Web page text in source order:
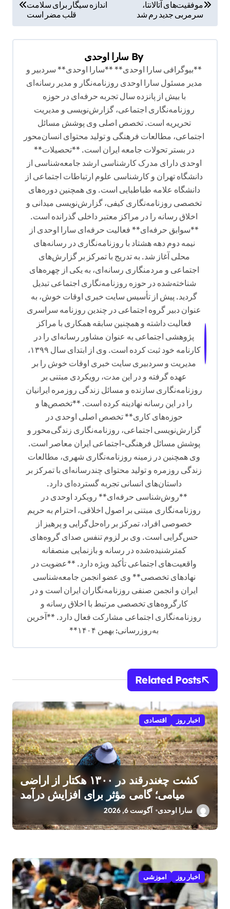
ه
ب
موفقیت‌های آتالانتا،
سرمربی جدید رم شد
اندازه سیگار برای سلامت
قلب مضر است
By سارا اوحدی
**بیوگرافی سارا اوحدی** **سارا اوحدی** سردبیر و
مدیر مسئول سارا اوحدی روزنامه‌نگار و مدیر رسانه‌ای
با بیش از پانزده سال تجربه حرفه‌ای در حوزه
روزنامه‌نگاری اجتماعی، گزارش‌نویسی و مدیریت
تحریریه است. تخصص اصلی وی پوشش مسائل
اجتماعی، مطالعات فرهنگی و تولید محتوای انسان‌محور
در بستر تحولات جامعه ایران است. **تحصیلات**
اوحدی دارای مدرک کارشناسی ارشد جامعه‌شناسی از
دانشگاه تهران و کارشناسی علوم ارتباطات اجتماعی از
دانشگاه علامه طباطبایی است. وی همچنین دوره‌های
تخصصی روزنامه‌نگاری کیفی، گزارش‌نویسی میدانی و
اخلاق رسانه را در مراکز معتبر داخلی گذرانده است.
**سوابق حرفه‌ای** فعالیت حرفه‌ای سارا اوحدی از
نیمه دوم دهه هشتاد با روزنامه‌نگاری در رسانه‌های
محلی آغاز شد. به تدریج با تمرکز بر گزارش‌های
اجتماعی و مردمنگاری رسانه‌ای، به یکی از چهره‌های
شناخته‌شده در حوزه روزنامه‌نگاری اجتماعی تبدیل
گردید. پیش از تأسیس سایت خبری اوقات خوش، به
عنوان دبیر گروه اجتماعی در چندین روزنامه سراسری
فعالیت داشته و همچنین سابقه همکاری با مراکز
پژوهشی اجتماعی به عنوان مشاور رسانه‌ای را در
کارنامه خود ثبت کرده است. وی از ابتدای سال ۱۳۹۹،
مدیریت و سردبیری سایت خبری اوقات خوش را بر
عهده گرفته و در این مدت، رویکردی مبتنی بر
روزنامه‌نگاری سازنده و مسائل زندگی روزمره ایرانیان
را در این رسانه نهادینه کرده است. **تخصص‌ها و
حوزه‌های کاری** تخصص اصلی اوحدی در
گزارش‌نویسی اجتماعی، روزنامه‌نگاری زندگی‌محور و
پوشش مسائل فرهنگی-اجتماعی ایران معاصر است.
وی همچنین در زمینه روزنامه‌نگاری شهری، مطالعات
زندگی روزمره و تولید محتوای چندرسانه‌ای با تمرکز بر
داستان‌های انسانی تجربه گسترده‌ای دارد.
**روش‌شناسی حرفه‌ای** رویکرد اوحدی در
روزنامه‌نگاری مبتنی بر اصول اخلاقی، احترام به حریم
خصوصی افراد، تمرکز بر راه‌حل‌گرایی و پرهیز از
حس‌گرایی است. وی بر لزوم تنفس صدای گروه‌های
کمترشنیده‌شده در رسانه و بازنمایی منصفانه
واقعیت‌های اجتماعی تأکید ویژه دارد. **عضویت در
نهادهای تخصصی** وی عضو انجمن جامعه‌شناسی
ایران و انجمن صنفی روزنامه‌نگاران ایران است و در
کارگروه‌های تخصصی مرتبط با اخلاق رسانه و
روزنامه‌نگاری اجتماعی مشارکت فعال دارد. **آخرین
به‌روزرسانی: بهمن ۱۴۰۴**
Related Posts
اخبار روز اقتصادی
کشت چغندرقند در ۱۳۰۰ هکتار از اراضی
میامی؛ گامی مؤثر برای افزایش درآمد
سارا اوحدی آگوست 6, 2026
اخبار روز اموزشی